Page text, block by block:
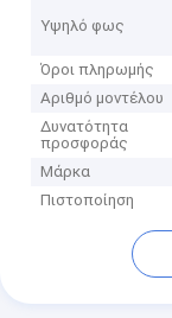
Υψηλό φως
Όροι πληρωμής
Αριθμό μοντέλου
Δυνατότητα
προσφοράς
Μάρκα
Πιστοποίηση